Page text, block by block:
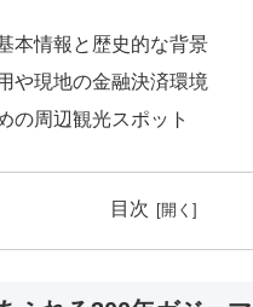
本情報と歴史的な背景
や現地の金融決済環境
の周辺観光スポット
目次